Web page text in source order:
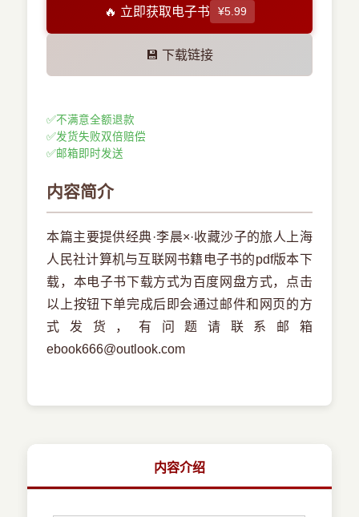
🔥 立即获取电子书 ¥5.99
💾 下载链接
✅不满意全额退款
✅发货失败双倍赔偿
✅邮箱即时发送
内容简介
本篇主要提供经典·李晨×·收藏沙子的旅人上海
人民社计算机与互联网书籍电子书的pdf版本下
载，本电子书下载方式为百度网盘方式，点击
以上按钮下单完成后即会通过邮件和网页的方
式发货，有问题请联系邮箱
ebook666@outlook.com
内容介绍